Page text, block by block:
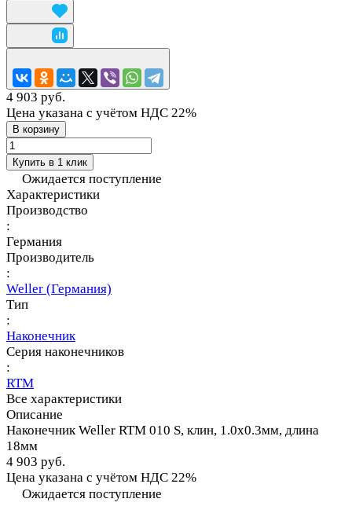
4 903 руб.
Цена указана с учётом НДС 22%
В корзину
Купить в 1 клик
Ожидается поступление
Характеристики
Производство
:
Германия
Производитель
:
Weller (Германия)
Тип
:
Наконечник
Серия наконечников
:
RTM
Все характеристики
Описание
Наконечник Weller RTM 010 S, клин, 1.0х0.3мм, длина
18мм
4 903 руб.
Цена указана с учётом НДС 22%
Ожидается поступление